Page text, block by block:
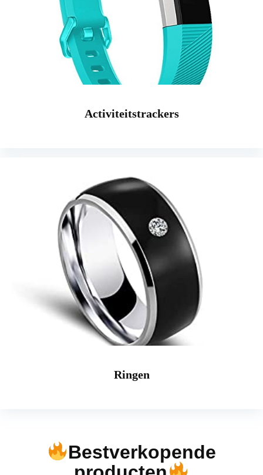
Activiteitstrackers
Ringen
Bestverkopende